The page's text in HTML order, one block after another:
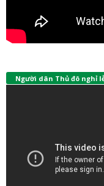
Người dân Thủ đô nghỉ